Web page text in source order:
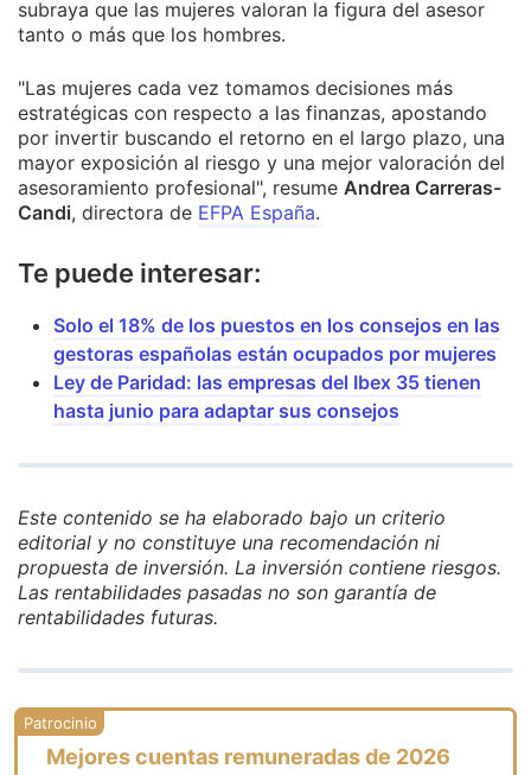
subraya que las mujeres valoran la figura del asesor
tanto o más que los hombres.
"Las mujeres cada vez tomamos decisiones más
estratégicas con respecto a las finanzas, apostando
por invertir buscando el retorno en el largo plazo, una
mayor exposición al riesgo y una mejor valoración del
asesoramiento profesional", resume Andrea Carreras-
Candi, directora de EFPA España.
Te puede interesar:
Solo el 18% de los puestos en los consejos en las
gestoras españolas están ocupados por mujeres
Ley de Paridad: las empresas del Ibex 35 tienen
hasta junio para adaptar sus consejos
Este contenido se ha elaborado bajo un criterio
editorial y no constituye una recomendación ni
propuesta de inversión. La inversión contiene riesgos.
Las rentabilidades pasadas no son garantía de
rentabilidades futuras.
Mejores cuentas remuneradas de 2026